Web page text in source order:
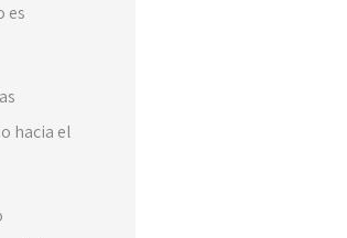
es
hacia el